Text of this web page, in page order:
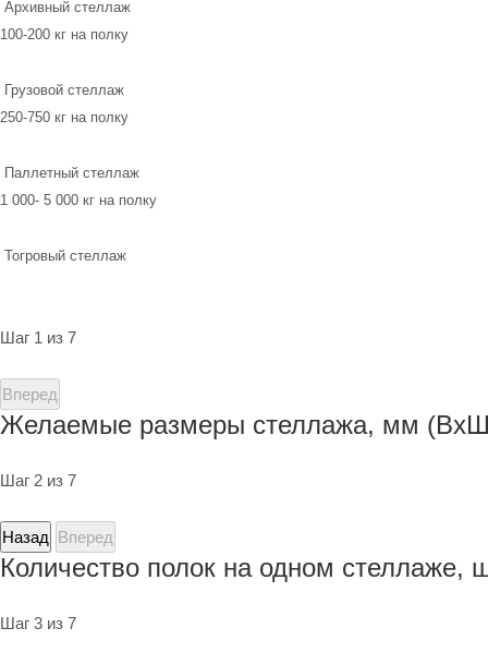
Архивный стеллаж
100-200 кг на полку
Грузовой стеллаж
250-750 кг на полку
Паллетный стеллаж
1 000- 5 000 кг на полку
Тогровый стеллаж
Шаг 1 из 7
Вперед
Желаемые размеры стеллажа, мм
Шаг 2 из 7
Назад Вперед
Количество полок на одном стеллаже,
Шаг 3 из 7